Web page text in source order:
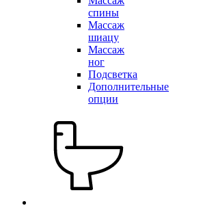
спины
Массаж
шиацу
Массаж
ног
Подсветка
Дополнительные
опции